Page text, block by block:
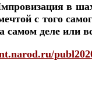
в
с того
деле или